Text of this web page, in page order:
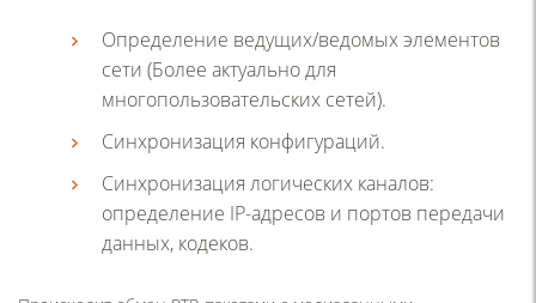
Определение ведущих/ведомых элементов
сети (Более актуально для
многопользовательских сетей).
Синхронизация конфигураций.
Синхронизация логических каналов:
определение IP-адресов и портов передачи
данных, кодеков.